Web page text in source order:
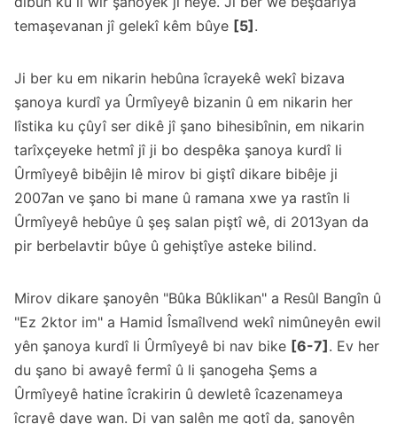
temaşevanan jî gelekî kêm bûye [5] .
Ji ber ku em nikarin hebûna îcrayekê wekî bizava
şanoya kurdî ya Ûrmîyeyê bizanin û em nikarin her
lîstika ku çûyî ser dikê jî şano bihesibînin, em nikarin
tarîxçeyeke hetmî jî ji bo despêka şanoya kurdî li
Ûrmîyeyê bibêjin lê mirov bi giştî dikare bibêje ji
2007an ve şano bi mane û ramana xwe ya rastîn li
Ûrmîyeyê hebûye û şeş salan piştî wê, di 2013yan da
pir berbelavtir bûye û gehiştîye asteke bilind.
Mirov dikare şanoyên "Bûka Bûklikan" a Resûl Bangîn û
"Ez 2ktor im" a Hamid Îsmaîlvend wekî nimûneyên ewil
yên şanoya kurdî li Ûrmîyeyê bi nav bike [6-7] . Ev her
du şano bi awayê fermî û li şanogeha Şems a
Ûrmîyeyê hatine îcrakirin û dewletê îcazenameya
îcrayê daye wan. Di van salên me gotî da, şanoyên